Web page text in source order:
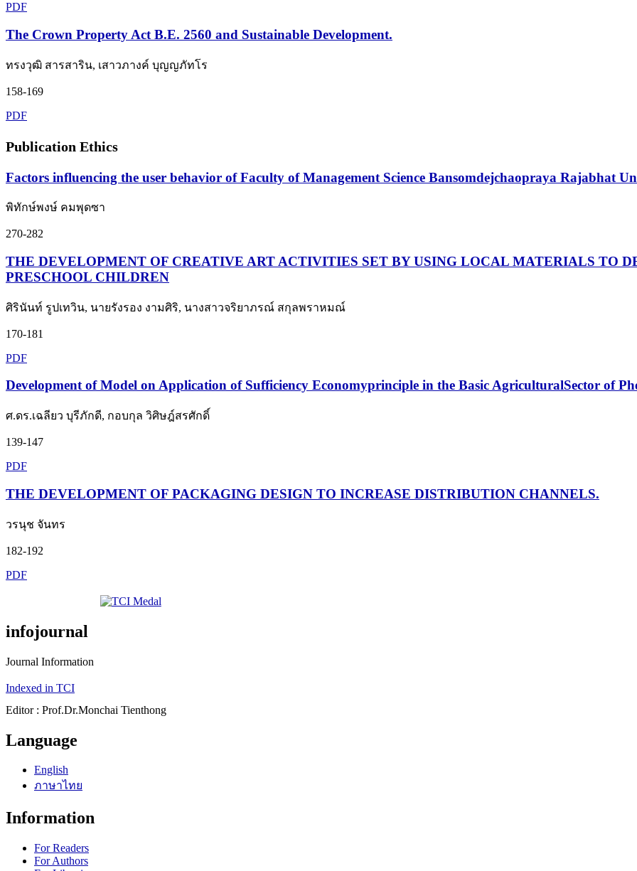
PDF
The Crown Property Act B.E. 2560 and Sustainable Development.
ทรงวุฒิ สารสาริน, เสาวภางค์ บุญญภัทโร
158-169
PDF
Publication Ethics
Factors influencing the user behavior of Faculty of Management Science Bansomdejchaopraya Rajabhat
พิทักษ์พงษ์ คมพุดซา
270-282
THE DEVELOPMENT OF CREATIVE ART ACTIVITIES SET BY USING LOCAL MATERIALS TO
PRESCHOOL CHILDREN
ศิรินันท์ รูปเทวิน, นายรังรอง งามศิริ, นางสาวจริยาภรณ์ สกุลพราหมณ์
170-181
PDF
Development of Model on Application of Sufficiency Economyprinciple in the Basic AgriculturalSector of
ศ.ดร.เฉลียว บุรีภักดี, กอบกุล วิศิษฎ์สรศักดิ์
139-147
PDF
THE DEVELOPMENT OF PACKAGING DESIGN TO INCREASE DISTRIBUTION CHANNELS.
วรนุช จันทร
182-192
PDF
infojournal
Journal Information
Indexed in TCI
Editor : Prof.Dr.Monchai Tienthong
Language
English
ภาษาไทย
Information
For Readers
For Authors